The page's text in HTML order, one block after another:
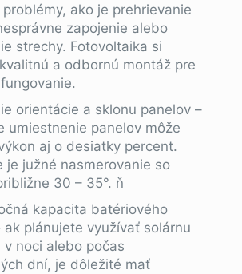
ako je prehrievanie
zapojenie alebo
strechy. Fotovoltaika si
a odbornú montáž pre
orientácie a sklonu panelov –
umiestnenie panelov môže
aj o desiatky percent.
je južné nasmerovanie so
30 – 35°. ň
kapacita batériového
ak plánujete využívať solárnu
v noci alebo počas
dní, je dôležité mať